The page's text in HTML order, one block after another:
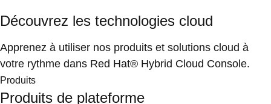
Découvrez les technologies cloud
Apprenez à utiliser nos produits et solutions cloud à
votre rythme dans Red Hat® Hybrid Cloud Console.
Produits
Produits de plateforme